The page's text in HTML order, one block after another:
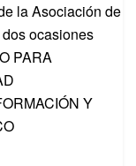
la Asociación de
ocasiones
PARA
Y